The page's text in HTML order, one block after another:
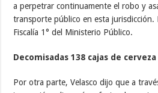
a perpetrar continuamente el robo y
transporte público en esta jurisdicción.
Fiscalía 1° del Ministerio Público.
Decomisadas 138 cajas de cerveza
Por otra parte, Velasco dijo que a